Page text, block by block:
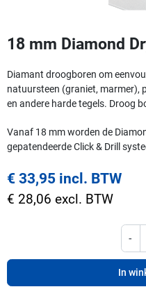
18 mm Diamond
Diamant droogboren om
natuursteen (graniet, marmer),
en andere harde tegels. Droog
Vanaf 18 mm worden de
gepatendeerde Click & Drill
€ 33,95 incl. BTW
€ 28,06 excl. BTW
-
In